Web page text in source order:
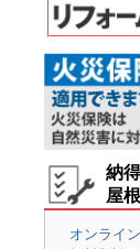
納
屋
オンライ